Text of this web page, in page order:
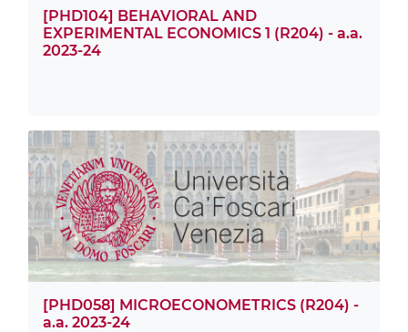
[PHD104] BEHAVIORAL AND
EXPERIMENTAL ECONOMICS 1 (R204) - a.a.
2023-24
[PHD058] MICROECONOMETRICS (R204) -
a.a. 2023-24